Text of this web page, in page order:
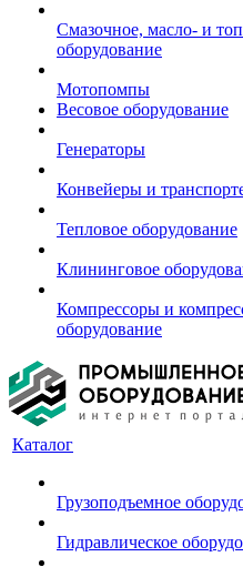
Смазочное, масло- и
оборудование
Мотопомпы
Весовое оборудование
Генераторы
Конвейеры и
Тепловое оборудование
Клининговое
Компрессоры и
оборудование
Каталог
Грузоподъемное
Гидравлическое